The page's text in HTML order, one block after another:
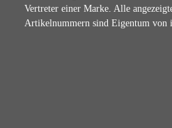
Vertreter einer Marke. Alle
Artikelnummern sind Eigentum von